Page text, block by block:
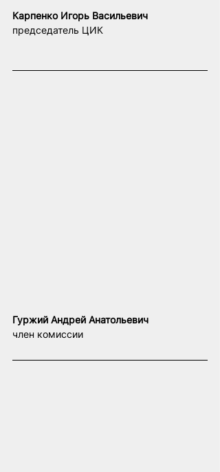
Карпенко Игорь Васильевич
председатель ЦИК
Гуржий Андрей Анатольевич
член комиссии